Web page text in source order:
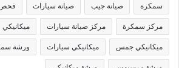
سمكرة صيانة جيب صيانة سيارات فحص
مركز سمكرة مركز صيانة سيارات ميكانيكي
ميكانيكي جمس ميكانيكي سيارات ورشة